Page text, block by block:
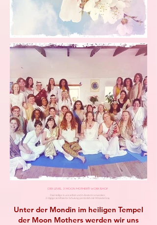
DER LEVEL 3 MOON MOTHER® WORKSHOP
Das Heilige in uns selbst und in Anderen erwecken
2-tägige zertifizierte Schulung persönlich mit Miranda Gray
Unter der Mondin im heiligen Tempel
der Moon Mothers werden wir uns